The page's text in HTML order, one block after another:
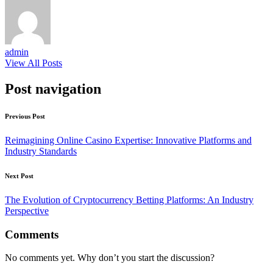
admin
View All Posts
Post navigation
Previous Post
Reimagining Online Casino Expertise: Innovative Platforms and
Industry Standards
Next Post
The Evolution of Cryptocurrency Betting Platforms: An Industry
Perspective
Comments
No comments yet. Why don’t you start the discussion?